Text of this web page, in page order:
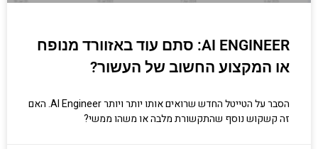
AI ENGINEER: סתם עוד באזוורד מנופח
או המקצוע החשוב של העשור?
הסבר על הטייטל החדש שרואים אותו יותר ויותר AI Engineer. האם
זה קשקוש נוסף שהתקשורת מלבה או משהו ממשי?